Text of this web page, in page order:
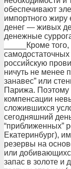
обеспечивают
импортного
денег — живых
денежные
_____Кроме
российскую
ничуть не менее
занавес” или
Парижа. Поэтому
компенсации
сложившихся
сегодняшний
“приближенных”
Екатеринбург),
резервы на
или
запас в золоте и